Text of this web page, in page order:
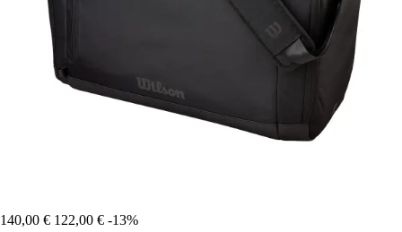
140,00 € 122,00 € -13%